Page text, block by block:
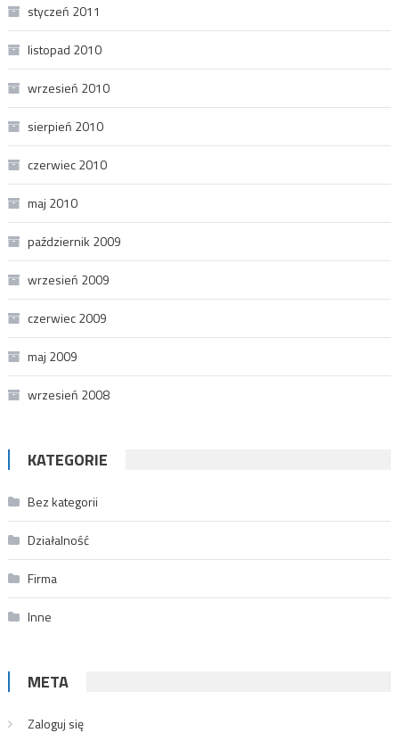
styczeń 2011
listopad 2010
wrzesień 2010
sierpień 2010
czerwiec 2010
maj 2010
październik 2009
wrzesień 2009
czerwiec 2009
maj 2009
wrzesień 2008
KATEGORIE
Bez kategorii
Działalność
Firma
Inne
META
Zaloguj się